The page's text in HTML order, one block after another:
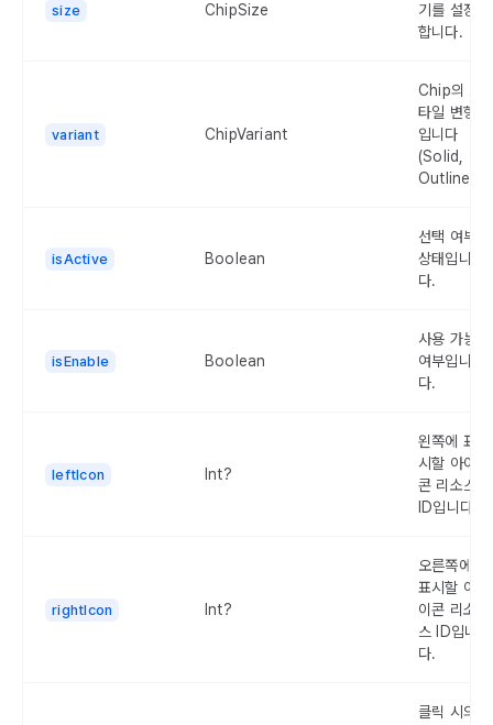
size ChipSize
기를 설정
합니다.
variant ChipVariant
Chip의 스
타일 변형
입니다
(Solid,
Outlined).
isActive Boolean
선택 여부
상태입니
다.
isEnable Boolean
사용 가능
여부입니
다.
leftIcon Int?
왼쪽에 표
시할 아이
콘 리소스
ID입니다.
rightIcon Int?
오른쪽에
표시할 아
이콘 리소
스 ID입니
다.
클릭 시의